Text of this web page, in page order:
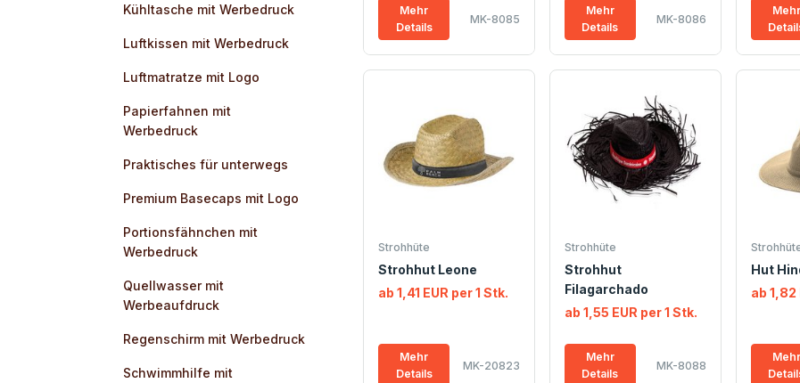
Kühltasche mit Werbedruck
Luftkissen mit Werbedruck
Luftmatratze mit Logo
Papierfahnen mit
Werbedruck
Praktisches für unterwegs
Premium Basecaps mit Logo
Portionsfähnchen mit
Werbedruck
Quellwasser mit
Werbeaufdruck
Regenschirm mit Werbedruck
Schwimmhilfe mit
Mehr
Details
MK-8085
Mehr
Details
MK-8086
Mehr
Strohhüte
Strohhut Leone
ab 1,41 EUR per 1 Stk.
Mehr
Details
MK-20823
Strohhüte
Strohhut
Filagarchado
ab 1,55 EUR per 1 Stk.
Mehr
Details
MK-8088
Hut
ab 1,82
Mehr